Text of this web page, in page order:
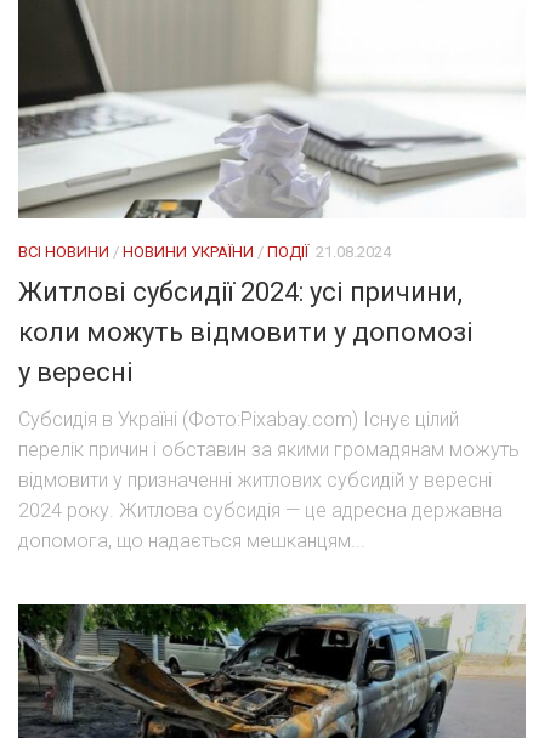
ВСІ НОВИНИ / НОВИНИ УКРАЇНИ / ПОДІЇ 21.08.2024
Житлові субсидії 2024: усі причини,
коли можуть відмовити у допомозі
у вересні
Субсидія в Україні (Фото:Pixabay.com) Існує цілий
перелік причин і обставин за якими громадянам можуть
відмовити у призначенні житлових субсидій у вересні
2024 року. Житлова субсидія — це адресна державна
допомога, що надається мешканцям...